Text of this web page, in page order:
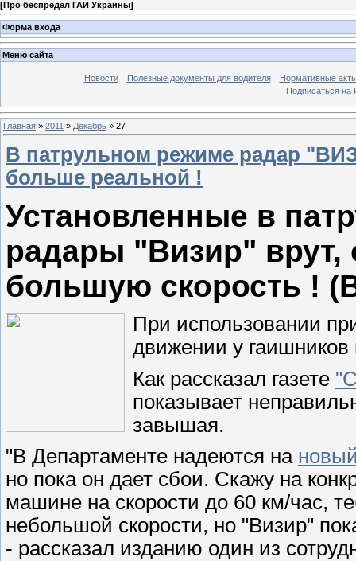
[Про беспредел ГАИ Украины]
Форма входа
Меню сайта
Новости Полезные документы для водителя
Нормативные
Подписаться на
Главная » 2011 » Декабрь » 27
В патрульном режиме радар
больше реальной !
Установленные в
радары "Визир" врут,
большую скорость !
При использовании
движении у
Как рассказал газете
показывает
завышая.
"В Департаменте надеются на
но пока он дает сбои. Скажу на
машине на скорости до 60 км/час,
небольшой скорости, но "Визир"
- рассказал изданию один из